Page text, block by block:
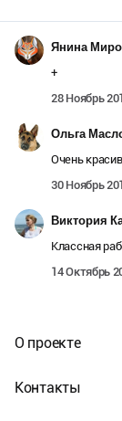
Янина
+
28 Ноябрь
Ольга
Очень
30 Ноябрь
Виктория
Классная
14 Октябрь
О проекте
Контакты